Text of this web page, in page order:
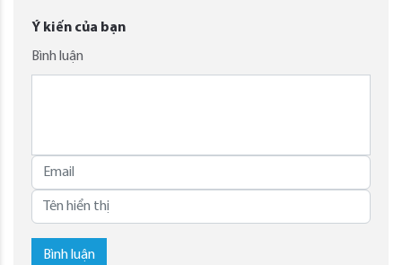
Ý kiến của bạn
Bình luận
Bình luận